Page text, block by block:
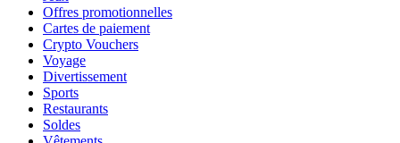
Offres promotionnelles
Cartes de paiement
Crypto Vouchers
Voyage
Divertissement
Sports
Restaurants
Soldes